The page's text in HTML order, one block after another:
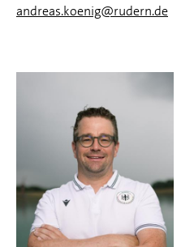
andreas.koenig@rudern.de